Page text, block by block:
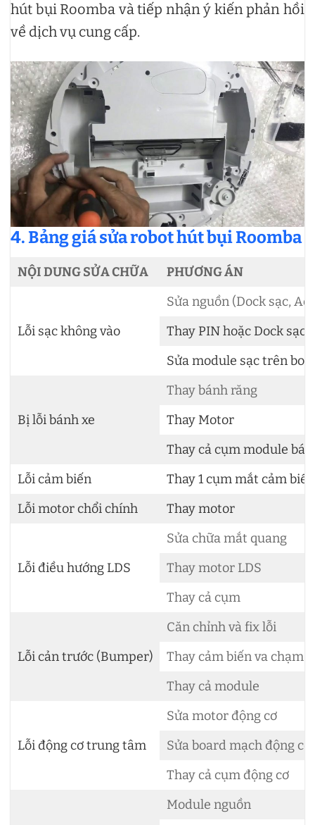
hút bụi Roomba và tiếp nhận ý kiến phản hồi
về dịch vụ cung cấp.
4. Bảng giá sửa robot hút bụi Roomba
NỘI DUNG SỬA CHỮA PHƯƠNG ÁN
Lỗi sạc không vào
Sửa nguồn (Dock sạc,
Thay PIN hoặc Dock sạc
Sửa module sạc trên
Bị lỗi bánh xe
Thay bánh răng
Thay Motor
Thay cả cụm module
Lỗi cảm biến
Thay 1 cụm mắt cảm biến
Lỗi motor chổi chính
Thay motor
Lỗi điều hướng LDS
Sửa chữa mắt quang
Thay motor LDS
Thay cả cụm
Lỗi cản trước (Bumper)
Căn chỉnh và fix lỗi
Thay cảm biến va chạm
Thay cả module
Lỗi động cơ trung tâm
Sửa motor động cơ
Sửa board mạch động cơ
Thay cả cụm động cơ
Module nguồn